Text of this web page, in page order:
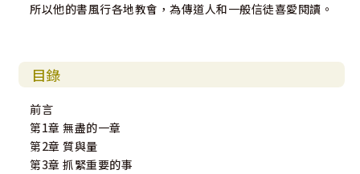
所以他的書風行各地教會，為傳道人和一般信徒喜愛閱讀。
目錄
前言
第1章 無盡的一章
第2章 質與量
第3章 抓緊重要的事